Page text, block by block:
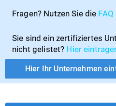
Fragen? Nutzen Sie die FAQ
Sie sind ein zertifiziertes
nicht gelistet? Hier
Hier Ihr Unternehmen